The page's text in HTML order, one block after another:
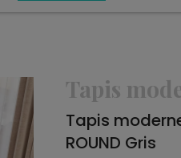
Tapis
Tapis moderne
ROUND Gris